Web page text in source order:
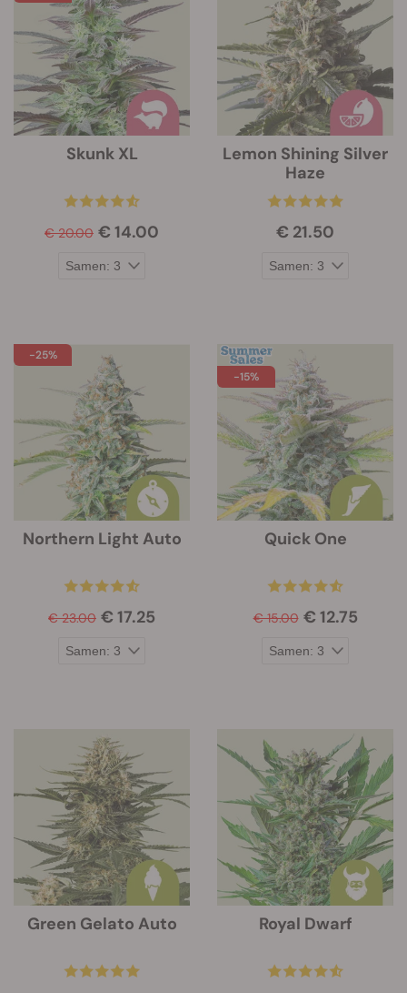
Skunk XL
€ 20.00 € 14.00
Lemon Shining Silver
Haze
€ 21.50
-25%
Northern Light Auto
€ 23.00 € 17.25
-15%
Quick One
€ 15.00 € 12.75
Green Gelato Auto Royal Dwarf